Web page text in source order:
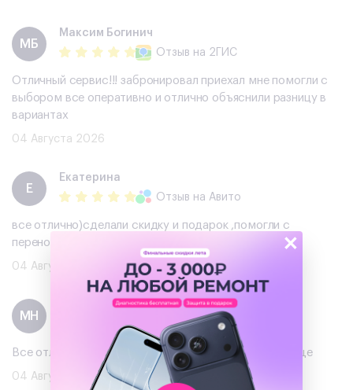
МБ
Максим Богинич
Отзыв на 2ГИС
Отличный сервис!!! забронировал приехал мне помогли с
выбором все оперативно и отлично объяснили разницу в
вариантах
04 Августа 2026
Е
Екатерина
Отзыв на Авито
все отлично)сделали скидку и подарок ,помогли с
переносом данных !рекомендую
04 Августа 2026
МН
Михаил Нужин
Отзывна Авито
Все отлично, хороший телефон, буду обращаться еще
04 Августа 2026
×